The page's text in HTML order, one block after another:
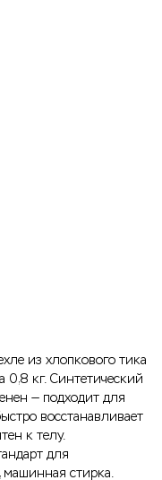
из хлопкового тика
0,8 кг. Синтетический
— подходит для
восстанавливает
к телу.
для
машинная стирка.